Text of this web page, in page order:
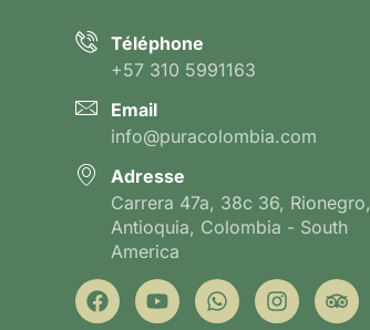
Téléphone
+57 310 5991163
Email
info@puracolombia.com
Adresse
Carrera 47a, 38c 36, Rionegro,
Antioquia, Colombia - South
America